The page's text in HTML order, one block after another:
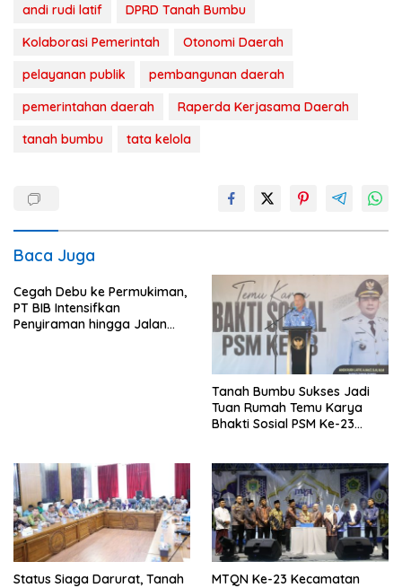
andi rudi latif
DPRD Tanah Bumbu
Kolaborasi Pemerintah
Otonomi Daerah
pelayanan publik
pembangunan daerah
pemerintahan daerah
Raperda Kerjasama Daerah
tanah bumbu
tata kelola
Baca Juga
Cegah Debu ke Permukiman,
PT BIB Intensifkan
Penyiraman hingga Jalan
Tanah Bumbu Sukses Jadi
Tuan Rumah Temu Karya
Bhakti Sosial PSM Ke-23
Status Siaga Darurat, Tanah
MTQN Ke-23 Kecamatan